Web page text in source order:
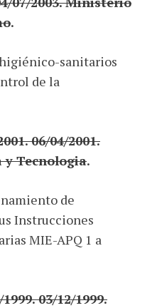
.
sanitarios
de la
06/04/2001.
y Tecnologia.
de
Instrucciones
MIE-APQ 1 a
03/12/1999.